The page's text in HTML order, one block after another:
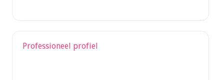
Professioneel profiel